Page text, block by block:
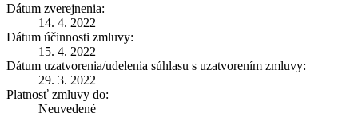
Dátum zverejnenia:
14. 4. 2022
Dátum účinnosti zmluvy:
15. 4. 2022
Dátum uzatvorenia/udelenia súhlasu s uzatvorením zmluvy:
29. 3. 2022
Platnosť zmluvy do:
Neuvedené